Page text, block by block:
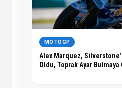
MOTOGP
Alex Marquez,
Oldu, Toprak Ayar Bulmaya